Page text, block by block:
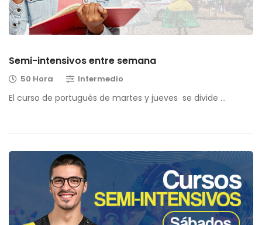
Semi-intensivos entre semana
50 Hora Intermedio
El curso de portugués de martes y jueves se divide …